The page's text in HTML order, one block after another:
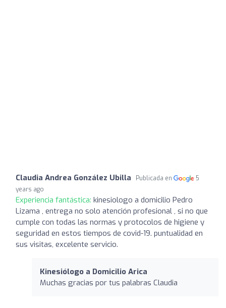
Claudia Andrea González Ubilla Publicada en
5
years ago
Experiencia fantástica: kinesiologo a domicilio Pedro
Lizama , entrega no solo atención profesional , si no que
cumple con todas las normas y protocolos de higiene y
seguridad en estos tiempos de covid-19. puntualidad en
sus visitas, excelente servicio.
Kinesiólogo a Domicilio Arica
Muchas gracias por tus palabras Claudia